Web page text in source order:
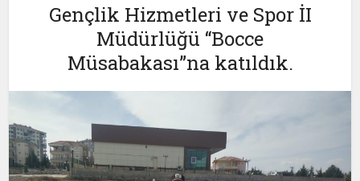
Gençlik Hizmetleri ve Spor İI
Müdürlüğü “Bocce
Müsabakası”na katıldık.